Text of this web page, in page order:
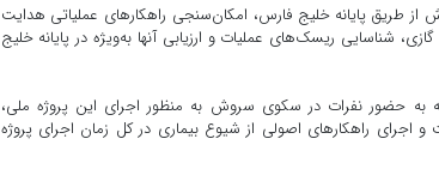
طریق پایانه خلیج فارس، امکان‌سنجی راهکارهای عملیاتی هدایت
شناسایی ریسک‌های عملیات و ارزیابی آنها به‌‌ویژه در پایانه خلیج
به حضور نفرات در سکوی سروش به منظور اجرای این پروژه ملی،
اجرای راهکارهای اصولی از شیوع بیماری در کل زمان اجرای پروژه